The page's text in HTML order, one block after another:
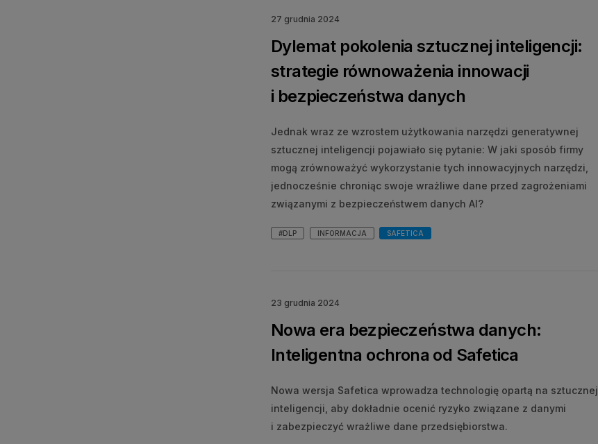
27 grudnia 2024
Dylemat pokolenia sztucznej inteligencji:
strategie równoważenia innowacji
i bezpieczeństwa danych
Jednak wraz ze wzrostem użytkowania narzędzi generatywnej
sztucznej inteligencji pojawiało się pytanie: W jaki sposób firmy
mogą zrównoważyć wykorzystanie tych innowacyjnych narzędzi,
jednocześnie chroniąc swoje wrażliwe dane przed zagrożeniami
związanymi z bezpieczeństwem danych AI?
#DLP INFORMACJA SAFETICA
23 grudnia 2024
Nowa era bezpieczeństwa danych:
Inteligentna ochrona od Safetica
Nowa wersja Safetica wprowadza technologię opartą na sztucznej
inteligencji, aby dokładnie ocenić ryzyko związane z danymi
i zabezpieczyć wrażliwe dane przedsiębiorstwa.